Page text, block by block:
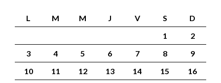
L M M J V S
D
1
2
3
4 5 6 7 8
9
10
11 12 13 14 15
16